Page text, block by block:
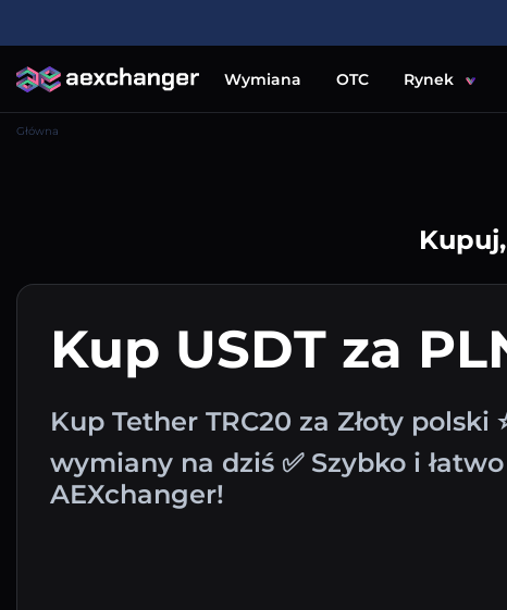
Wymiana OTC Rynek
Główna
Kup USDT za
Kup Tether TRC20 za Złoty polski
wymiany na dziś ✅ Szybko i
AEXchanger!